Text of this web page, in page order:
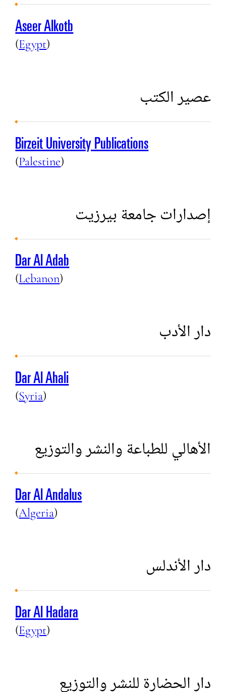
Aseer Alkotb
(Egypt)
عصير الكتب
Birzeit University Publications
(Palestine)
إصدارات جامعة بيرزيت
Dar Al Adab
(Lebanon)
دار الأدب
Dar Al Ahali
(Syria)
الأهالي للطباعة والنشر والتوزيع
Dar Al Andalus
(Algeria)
دار الأندلس
Dar Al Hadara
(Egypt)
دار الحضارة للنشر والتوزيع